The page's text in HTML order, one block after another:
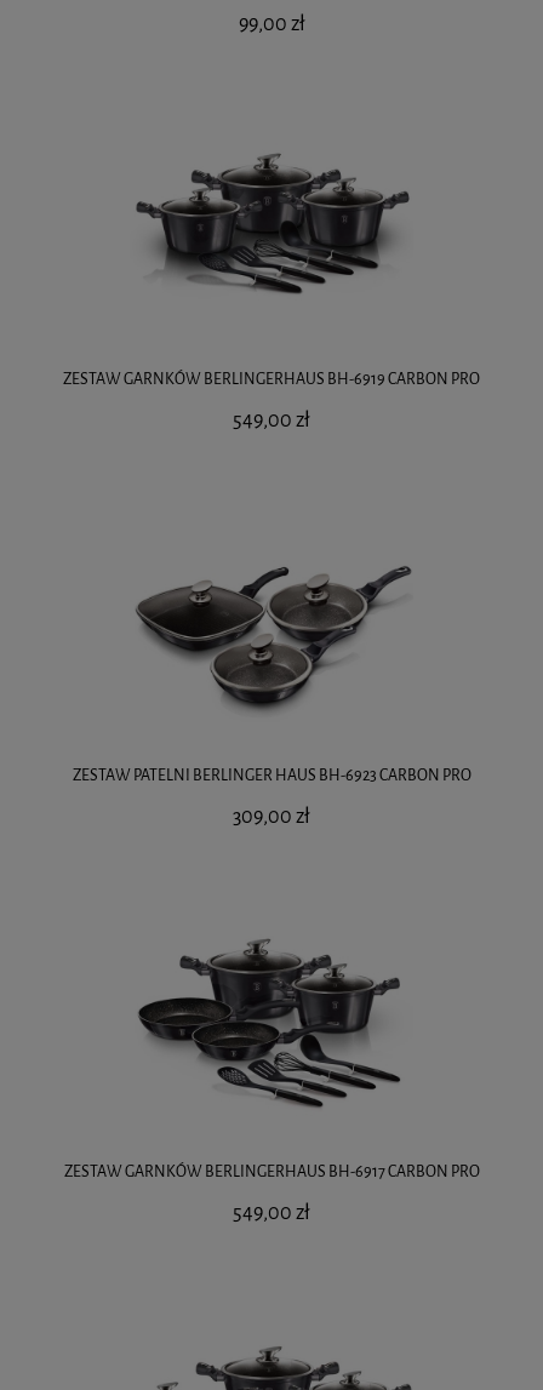
99,00 zł
ZESTAW GARNKÓW BERLINGERHAUS BH-6919 CARBON PRO
549,00 zł
ZESTAW PATELNI BERLINGER HAUS BH-6923 CARBON PRO
309,00 zł
ZESTAW GARNKÓW BERLINGERHAUS BH-6917 CARBON PRO
549,00 zł